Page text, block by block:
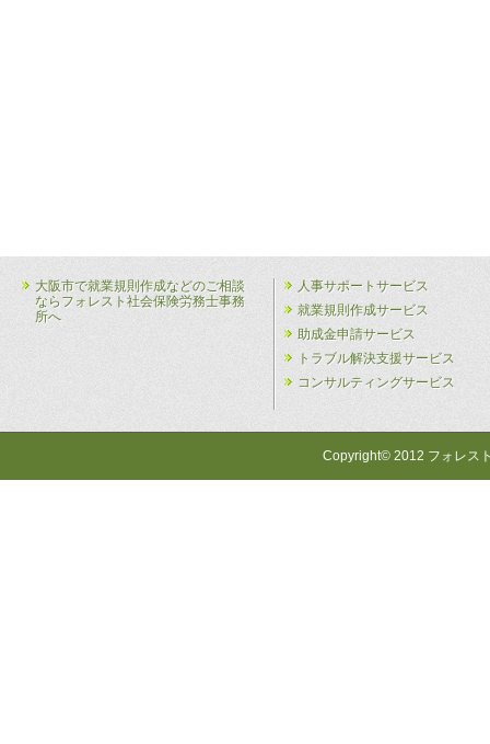
大阪市で就業規則作成などのご相談
ならフォレスト社会保険労務士事務
所へ
人事サポートサービス
就業規則作成サービス
助成金申請サービス
トラブル解決支援サービス
コンサルティングサービス
Copyright© 2012 フォレス